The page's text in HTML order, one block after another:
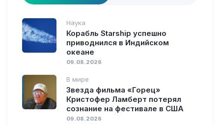
Наука
Корабль Starship успешно
приводнился в Индийском
океане
09.08.2026
В мире
Звезда фильма «Горец»
Кристофер Ламберт потерял
сознание на фестивале в США
09.08.2026